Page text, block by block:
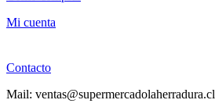
Mi cuenta
Contacto
Mail: ventas@supermercadolaherradura.cl